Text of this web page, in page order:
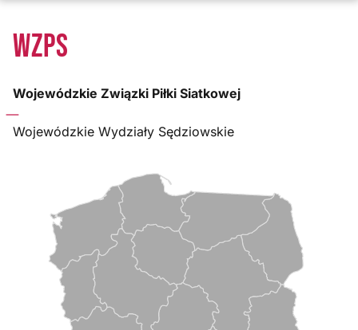
WZPS
Wojewódzkie Związki Piłki Siatkowej
Wojewódzkie Wydziały Sędziowskie